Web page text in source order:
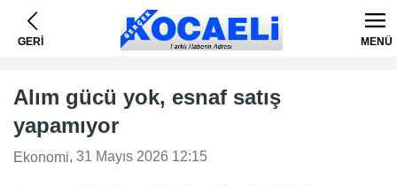
GERİ MENÜ
Alım gücü yok, esnaf satış
yapamıyor
Ekonomi, 31 Mayıs 2026 12:15